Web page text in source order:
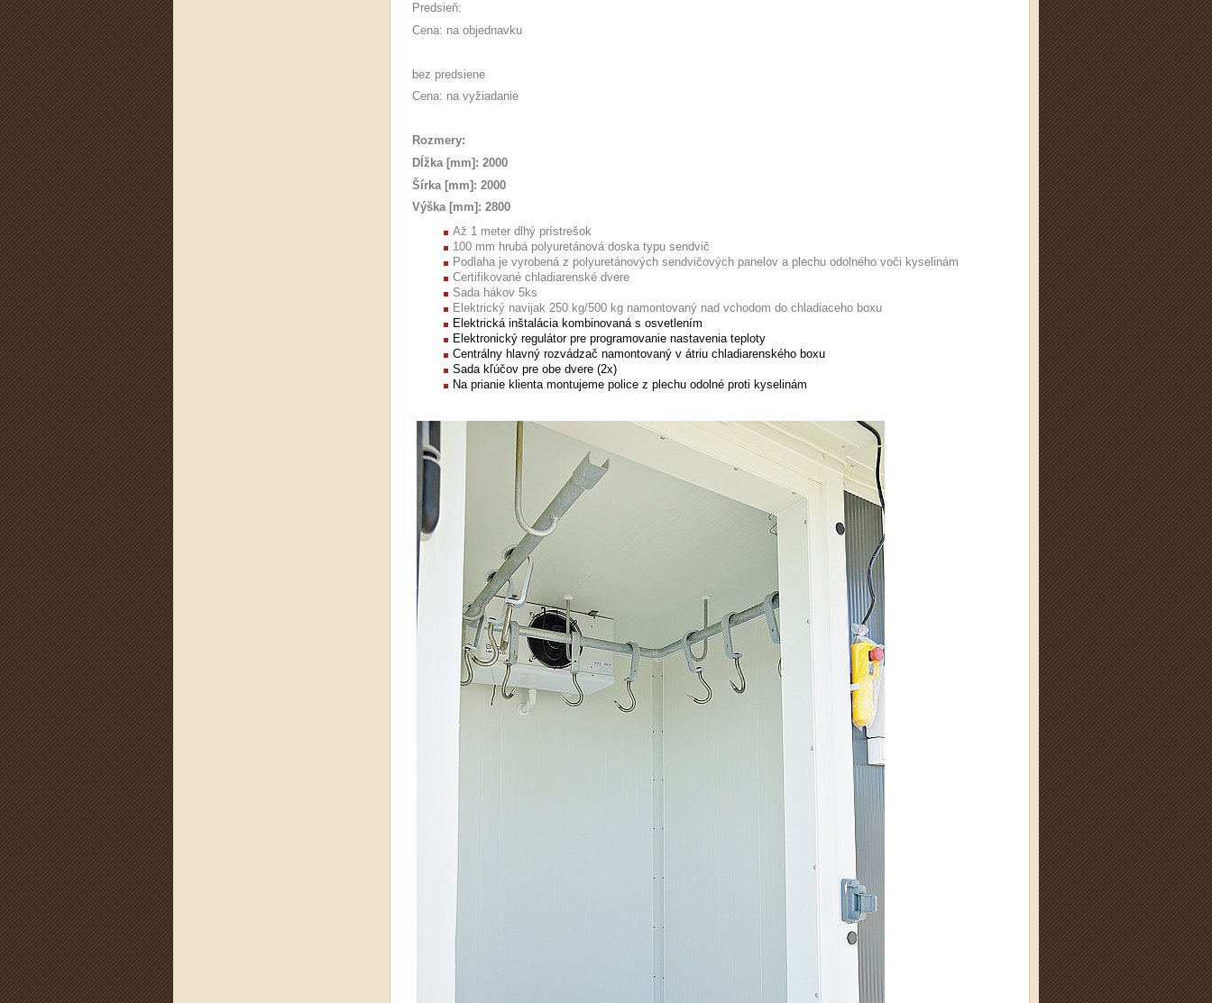
Predsieň:
Cena: na objednavku
bez predsiene
Cena: na vyžiadanie
Rozmery:
Dĺžka [mm]: 2000
Šírka [mm]: 2000
Výška [mm]: 2800
Až 1 meter dlhý prístrešok
100 mm hrubá polyuretánová doska typu sendvič
Podlaha je vyrobená z polyuretánových sendvičových panelov a plechu odolného voči kyselinám
Certifikované chladiarenské dvere
Sada hákov 5ks
Elektrický navijak 250 kg/500 kg namontovaný nad vchodom do chladiaceho boxu
Elektrická inštalácia kombinovaná s osvetlením
Elektronický regulátor pre programovanie nastavenia teploty
Centrálny hlavný rozvádzač namontovaný v átriu chladiarenského boxu
Sada kľúčov pre obe dvere (2x)
Na prianie klienta montujeme police z plechu odolné proti kyselinám